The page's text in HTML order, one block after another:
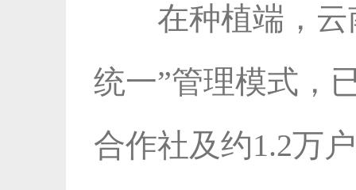
在种植端，
统一”管理模式，
合作社及约1.2万